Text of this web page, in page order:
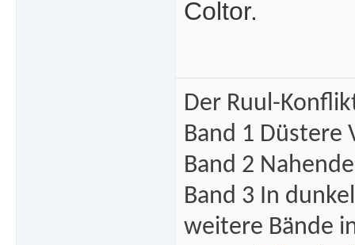
Coltor.
Der Ruul-
Band 1 Düstere
Band 2
Band 3 In
weitere Bände